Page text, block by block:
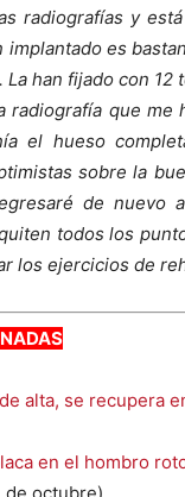
radiografías y
implantado es
han fijado con 12
radiografía que me
el hueso
sobre la
de nuevo
todos los
los ejercicios de
alta, se recupera
en el hombro